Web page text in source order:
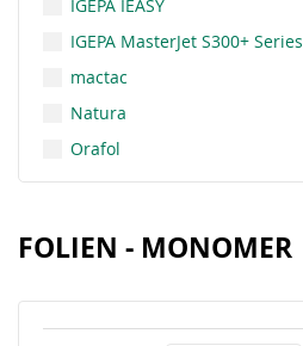
FOLIEN - MONOMER
IGEPA IEASY
IGEPA MasterJet S300+ Series
mactac
Natura
Orafol